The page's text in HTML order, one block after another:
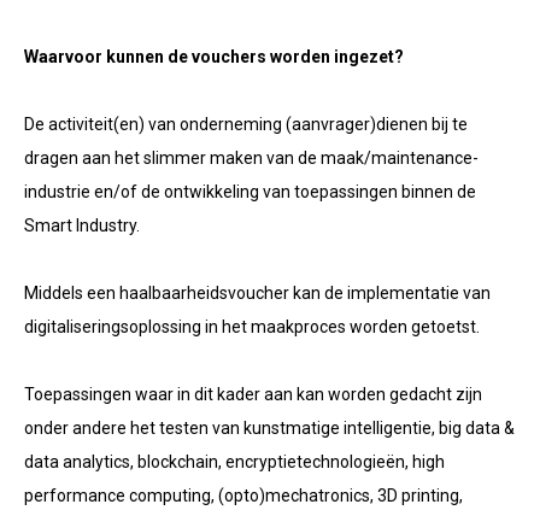
Waarvoor kunnen de vouchers worden ingezet?
De activiteit(en) van onderneming (aanvrager)dienen bij te
dragen aan het slimmer maken van de maak/maintenance-
industrie en/of de ontwikkeling van toepassingen binnen de
Smart Industry.
Middels een haalbaarheidsvoucher kan de implementatie van
digitaliseringsoplossing in het maakproces worden getoetst.
Toepassingen waar in dit kader aan kan worden gedacht zijn
onder andere het testen van kunstmatige intelligentie, big data &
data analytics, blockchain, encryptietechnologieën, high
performance computing, (opto)mechatronics, 3D printing,